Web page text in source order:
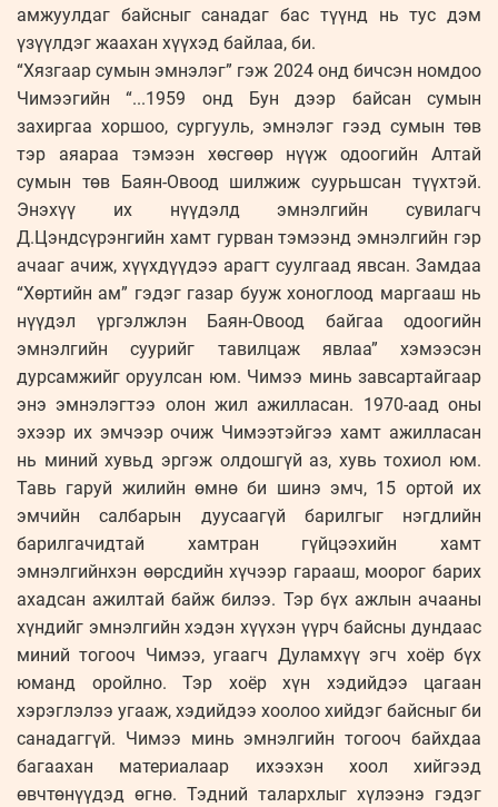
амжуулдаг байсныг санадаг бас түүнд нь тус дэм
үзүүлдэг жаахан хүүхэд байлаа, би.
“Хязгаар сумын эмнэлэг” гэж 2024 онд бичсэн номдоо
Чимээгийн “...1959 онд Бун дээр байсан сумын
захиргаа хоршоо, сургууль, эмнэлэг гээд сумын төв
тэр аяараа тэмээн хөсгөөр нүүж одоогийн Алтай
сумын төв Баян-Овоод шилжиж суурьшсан түүхтэй.
Энэхүү их нүүдэлд эмнэлгийн сувилагч
Д.Цэндсүрэнгийн хамт гурван тэмээнд эмнэлгийн гэр
ачааг ачиж, хүүхдүүдээ арагт суулгаад явсан. Замдаа
“Хөртийн ам” гэдэг газар бууж хоноглоод маргааш нь
нүүдэл үргэлжлэн Баян-Овоод байгаа одоогийн
эмнэлгийн суурийг тавилцаж явлаа” хэмээсэн
дурсамжийг оруулсан юм. Чимээ минь завсартайгаар
энэ эмнэлэгтээ олон жил ажилласан. 1970-аад оны
эхээр их эмчээр очиж Чимээтэйгээ хамт ажилласан
нь миний хувьд эргэж олдошгүй аз, хувь тохиол юм.
Тавь гаруй жилийн өмнө би шинэ эмч, 15 ортой их
эмчийн салбарын дуусаагүй барилгыг нэгдлийн
барилгачидтай хамтран гүйцээхийн хамт
эмнэлгийнхэн өөрсдийн хүчээр гарааш, моорог барих
ахадсан ажилтай байж билээ. Тэр бүх ажлын ачааны
хүндийг эмнэлгийн хэдэн хүүхэн үүрч байсны дундаас
миний тогооч Чимээ, угаагч Дуламхүү эгч хоёр бүх
юманд оройлно. Тэр хоёр хүн хэдийдээ цагаан
хэрэглэлээ угааж, хэдийдээ хоолоо хийдэг байсныг би
санадаггүй. Чимээ минь эмнэлгийн тогооч байхдаа
багаахан материалаар ихээхэн хоол хийгээд
өвчтөнүүдэд өгнө. Тэдний талархлыг хүлээнэ гэдэг